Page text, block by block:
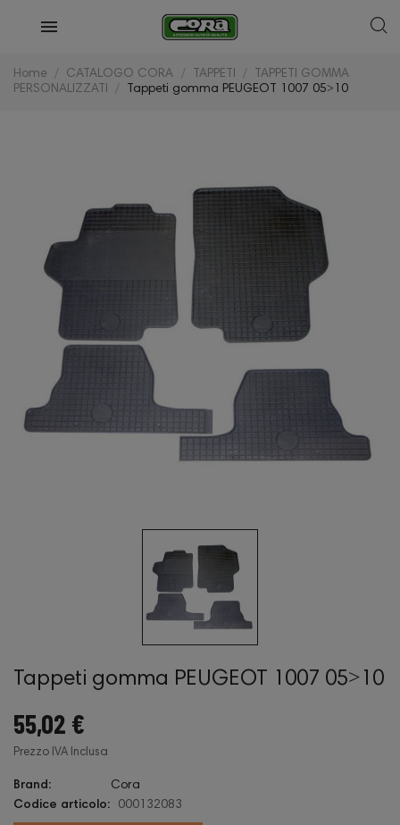
Home CATALOGO CORA TAPPETI
TAPPETI GOMMA
PERSONALIZZATI
Tappeti gomma PEUGEOT 1007 05˃10
Tappeti gomma PEUGEOT 1007 05˃10
55,02 €
Prezzo IVA Inclusa
Brand:
Cora
Codice articolo:
000132083